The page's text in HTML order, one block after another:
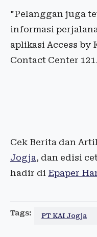
"Pelanggan juga
informasi
aplikasi Access by
Contact Center
Cek Berita dan
Jogja, dan edisi
hadir di Epaper
Tags: PT KAI Jogja